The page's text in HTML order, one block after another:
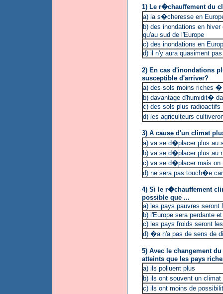
1) Le r�chauffement du
a) la s�cheresse en
b) des inondations en
qu'au sud de l'Europe
c) des inondations en
d) il n'y aura quasiment
2) En cas d'inondations
susceptible d'arriver?
a) des sols moins riches
b) davantage d'humidit�
c) des sols plus radioactifs
d) les agriculteurs
3) A cause d'un climat
a) va se d�placer plus au
b) va se d�placer plus
c) va se d�placer mais
d) ne sera pas touch�e
4) Si le r�chauffement
possible que ...
a) les pays pauvres seront
b) l'Europe sera perdante
c) les pays froids seront
d) �a n'a pas de sens de
5) Avec le changement
atteints que les pays
a) ils polluent plus
b) ils ont souvent un climat
c) ils ont moins de